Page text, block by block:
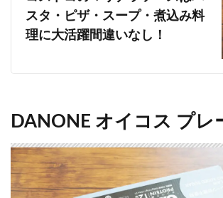
スタ・ピザ・スープ・煮込み料
理に大活躍間違いなし！
DANONE オイコス プレ